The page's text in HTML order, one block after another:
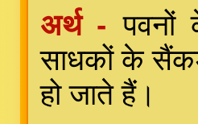
अर्थ - पवनों
साधकों के
हो जाते हैं।